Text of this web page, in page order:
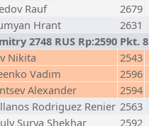
Rauf 2679
Hrant 2631
2748 RUS Rp:2590 Pkt. 8
Nikita 2543
Vadim 2596
Alexander 2594
Rodriguez Renier 2563
Surya Shekhar 2592